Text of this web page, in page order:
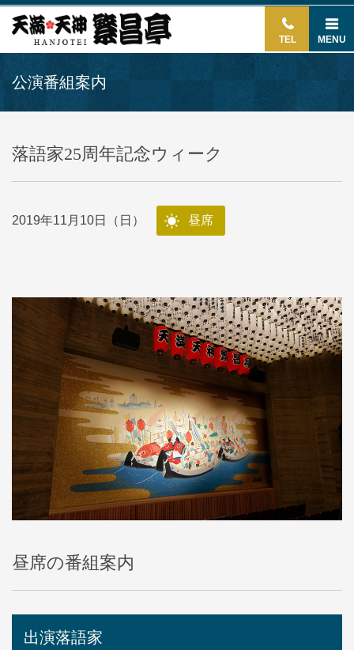
TEL MENU
公演番組案内
落語家25周年記念ウィーク
2019年11月10日（日） 昼席
昼席の番組案内
出演落語家